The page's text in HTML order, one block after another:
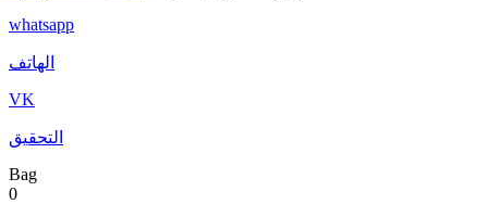
whatsapp
الهاتف
VK
التحقيق
Bag
0